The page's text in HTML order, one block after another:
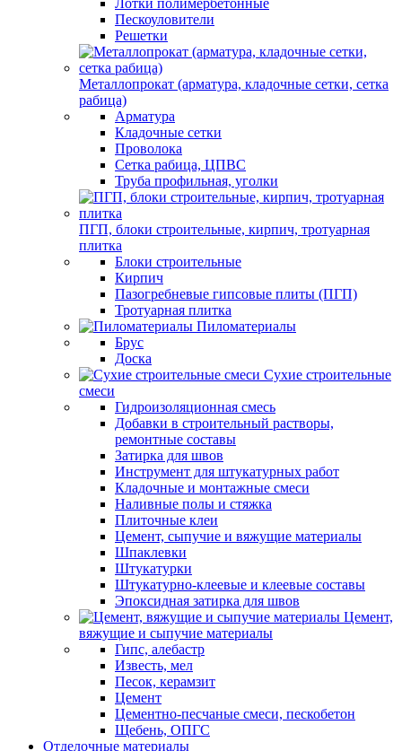
Лотки полимербетонные
Пескоуловители
Решетки
Металлопрокат (арматура, кладочные сетки, сетка
рабица)
Арматура
Кладочные сетки
Проволока
Сетка рабица, ЦПВС
Труба профильная, уголки
ПГП, блоки строительные, кирпич, тротуарная
плитка
Блоки строительные
Кирпич
Пазогребневые гипсовые плиты (ПГП)
Тротуарная плитка
Пиломатериалы
Брус
Доска
Сухие строительные
смеси
Гидроизоляционная смесь
Добавки в строительный растворы,
ремонтные составы
Затирка для швов
Инструмент для штукатурных работ
Кладочные и монтажные смеси
Наливные полы и стяжка
Плиточные клеи
Цемент, сыпучие и вяжущие материалы
Шпаклевки
Штукатурки
Штукатурно-клеевые и клеевые составы
Эпоксидная затирка для швов
Цемент,
вяжущие и сыпучие материалы
Гипс, алебастр
Известь, мел
Песок, керамзит
Цемент
Цементно-песчаные смеси, пескобетон
Щебень, ОПГС
Отделочные материалы